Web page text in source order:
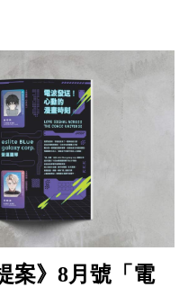
案》8月號「電